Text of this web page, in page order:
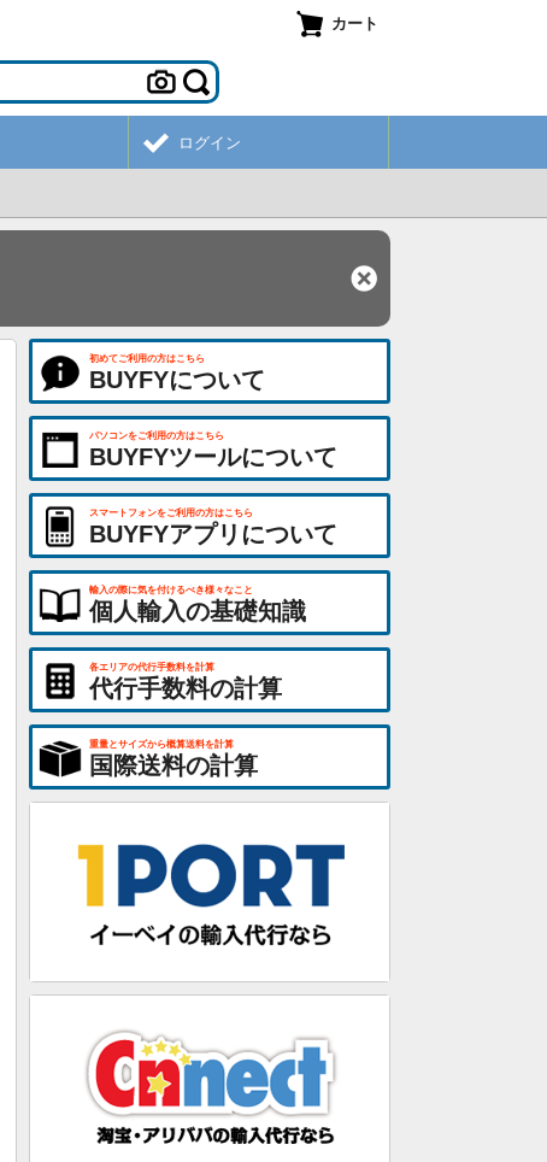
カート
ログイン
初めてご利用の方はこちら
BUYFYについて
パソコンをご利用の方はこちら
BUYFYツールについて
スマートフォンをご利用の方はこちら
BUYFYアプリについて
輸入の際に気を付けるべき様々なこと
個人輸入の基礎知識
各エリアの代行手数料を計算
代行手数料の計算
重量とサイズから概算送料を計算
国際送料の計算